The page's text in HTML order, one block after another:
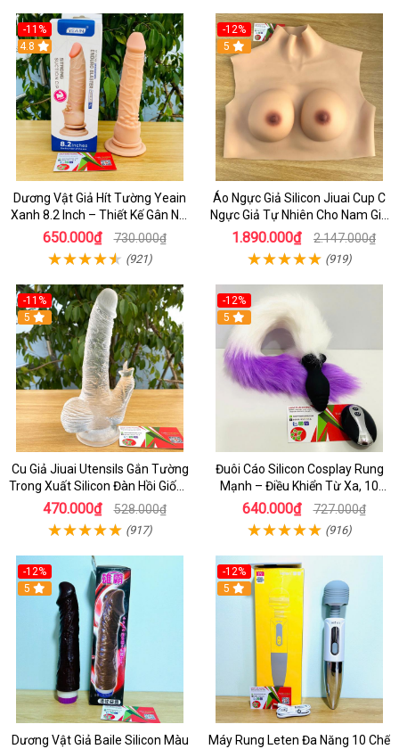
-11%
4.8
Dương Vật Giả Hít Tường Yeain
Xanh 8.2 Inch – Thiết Kế Gân Nổi
Chân Thật
650.000₫ 730.000₫
(921)
-12%
5
Áo Ngực Giả Silicon Jiuai Cup C
Ngực Giả Tự Nhiên Cho Nam Giả
Gái, Drag Queen
1.890.000₫ 2.147.000₫
(919)
-11%
5
Cu Giả Jiuai Utensils Gắn Tường
Trong Xuất Silicon Đàn Hồi Giống
Thật
470.000₫ 528.000₫
(917)
-12%
5
Đuôi Cáo Silicon Cosplay Rung
Mạnh – Điều Khiển Từ Xa, 10
Chế Độ Cực Kích Thích
640.000₫ 727.000₫
(916)
-12%
5
Dương Vật Giả Baile Silicon Màu
-12%
5
Máy Rung Leten Đa Năng 10 Chế